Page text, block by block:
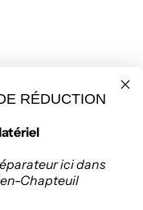
de retours
RÉDUCTION
ici dans
Chapteuil